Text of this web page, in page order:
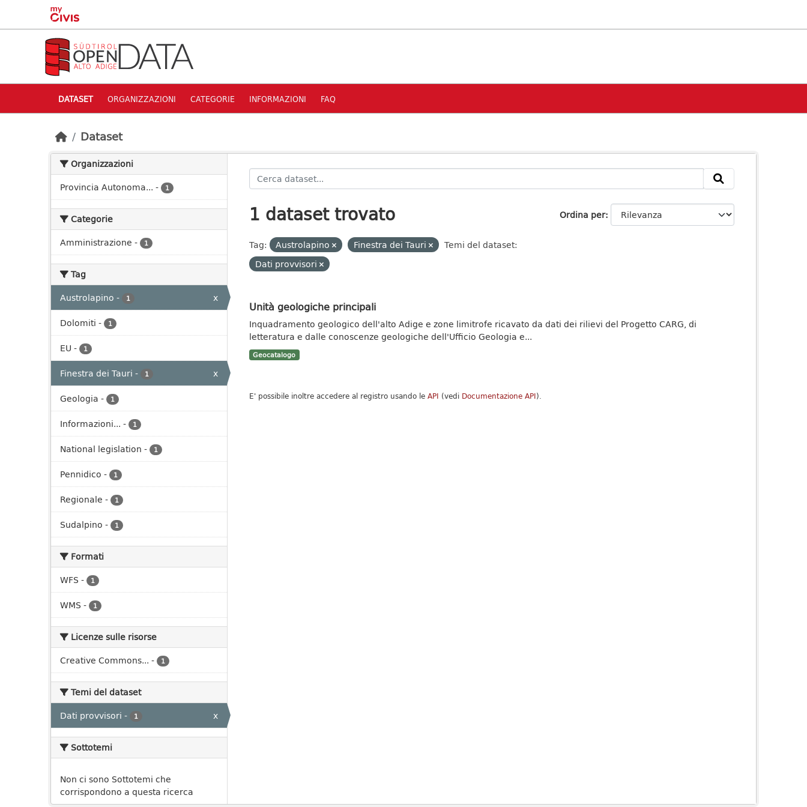
Skip to main content
DATASET ORGANIZZAZIONI CATEGORIE INFORMAZIONI FAQ
Dataset
Organizzazioni
Provincia Autonoma... - 1
Categorie
Amministrazione - 1
Tag
Austrolapino - 1
x
Dolomiti - 1
EU - 1
Finestra dei Tauri - 1
x
Geologia - 1
Informazioni... - 1
National legislation - 1
Pennidico - 1
Regionale - 1
Sudalpino - 1
Formati
WFS - 1
WMS - 1
Licenze sulle risorse
Creative Commons... - 1
Temi del dataset
Dati provvisori - 1 x
Sottotemi
Non ci sono Sottotemi che
corrispondono a questa ricerca
Ordina per
1 dataset trovato
Tag: Austrolapino Finestra dei Tauri
Temi del dataset:
Dati provvisori
Unità geologiche principali
Inquadramento geologico dell'alto Adige e zone limitrofe ricavato da dati dei rilievi del Progetto CARG, di
letteratura e dalle conoscenze geologiche dell'Ufficio Geologia e...
Geocatalogo
E' possibile inoltre accedere al registro usando le API (vedi Documentazione API).